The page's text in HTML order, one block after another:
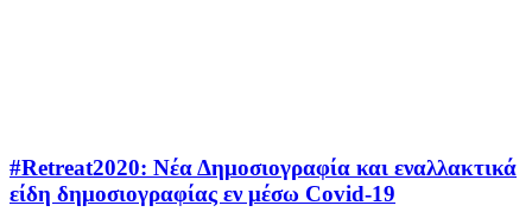
#Retreat2020: Νέα Δημοσιογραφία και εναλλακτικά
είδη δημοσιογραφίας εν μέσω Covid-19